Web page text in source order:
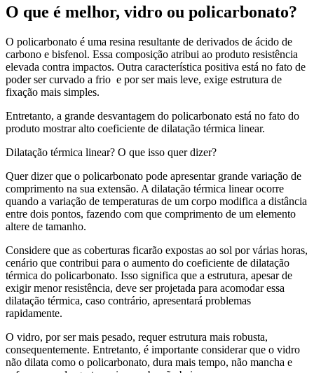
O que é melhor, vidro ou policarbonato?
O policarbonato é uma resina resultante de derivados de ácido de
carbono e bisfenol. Essa composição atribui ao produto resistência
elevada contra impactos. Outra característica positiva está no fato de
poder ser curvado a frio e por ser mais leve, exige estrutura de
fixação mais simples.
Entretanto, a grande desvantagem do policarbonato está no fato do
produto mostrar alto coeficiente de dilatação térmica linear.
Dilatação térmica linear? O que isso quer dizer?
Quer dizer que o policarbonato pode apresentar grande variação de
comprimento na sua extensão. A dilatação térmica linear ocorre
quando a variação de temperaturas de um corpo modifica a distância
entre dois pontos, fazendo com que comprimento de um elemento
altere de tamanho.
Considere que as coberturas ficarão expostas ao sol por várias horas,
cenário que contribui para o aumento do coeficiente de dilatação
térmica do policarbonato. Isso significa que a estrutura, apesar de
exigir menor resistência, deve ser projetada para acomodar essa
dilatação térmica, caso contrário, apresentará problemas
rapidamente.
O vidro, por ser mais pesado, requer estrutura mais robusta,
consequentemente. Entretanto, é importante considerar que o vidro
não dilata como o policarbonato, dura mais tempo, não mancha e